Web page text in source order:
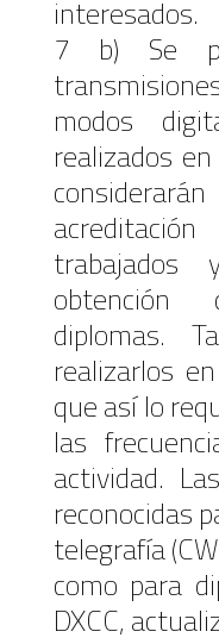
interesados.
7 b) Se
modos
realizados
diplomas.
realizarlos
que así lo
las
actividad.
reconocidas
telegrafía
como para
DXCC,